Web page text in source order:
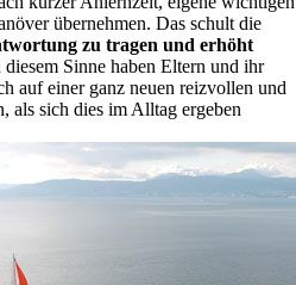
übernehmen. Das schult die
zu tragen und erhöht
diesem Sinne haben Eltern und ihr
auf einer ganz neuen reizvollen und
als sich dies im Alltag ergeben